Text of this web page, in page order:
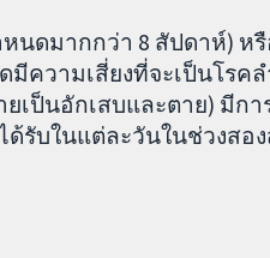
ดมากกว่า 8 สัปดาห์) ห
มีความเสี่ยงที่จะเป็นโรค
ยเป็นอักเสบและตาย) มีก
รับในแต่ละวันในช่วงส